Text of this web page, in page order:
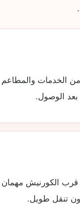
من الخدمات
بعد الوصول.
قرب الكورنيش
تنقل طويل.